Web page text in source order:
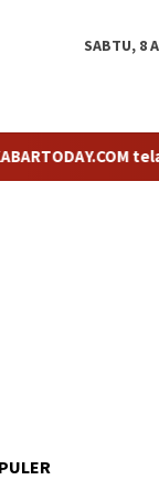
SABTU, 8
telah